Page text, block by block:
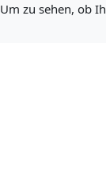
Um zu sehen, ob